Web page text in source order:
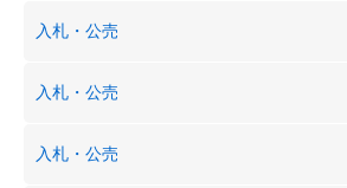
入札・公売
入札・公売
入札・公売